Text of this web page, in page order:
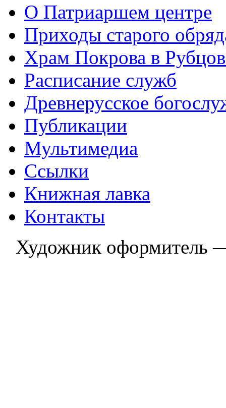
О Патриаршем центре
Приходы старого
Храм Покрова в
Расписание служб
Древнерусское
Публикации
Мультимедиа
Ссылки
Книжная лавка
Контакты
Художник оформитель